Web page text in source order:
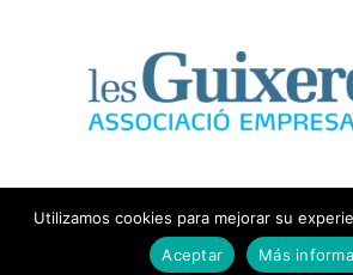
Cookies|Promovida por
Utilizamos cookies para mejorar su
Aceptar
Más